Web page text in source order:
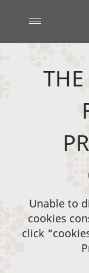
Unable to
cookies
click